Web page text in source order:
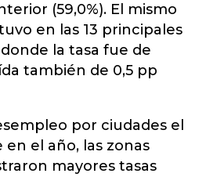
(59,0%). El mismo
en las 13 principales
la tasa fue de
también de 0,5 pp
por ciudades el
el año, las zonas
mayores tasas